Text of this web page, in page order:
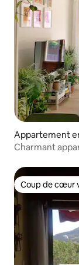
Appartement
Charmant
Coup de cœur
Coup de cœur